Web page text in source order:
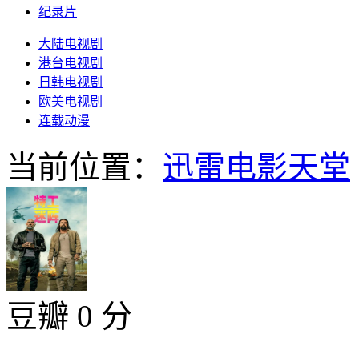
纪录片
大陆电视剧
港台电视剧
日韩电视剧
欧美电视剧
连载动漫
当前位置： 迅雷电影天堂
豆瓣 0 分